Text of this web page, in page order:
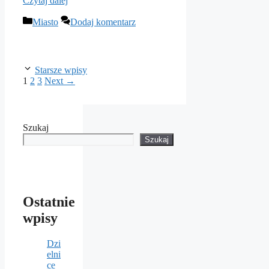
Kategorie
Miasto Dodaj komentarz
Starsze wpisy
Page
1 Page
2 Page
3 Next →
Szukaj
Szukaj
Ostatnie
wpisy
Dzi
elni
ce